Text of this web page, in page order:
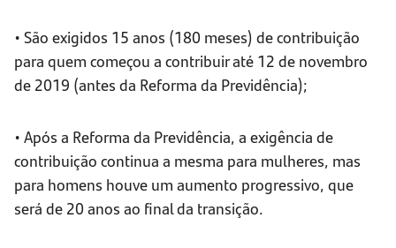
• São exigidos 15 anos (180 meses) de contribuição
para quem começou a contribuir até 12 de novembro
de 2019 (antes da Reforma da Previdência);
• Após a Reforma da Previdência, a exigência de
contribuição continua a mesma para mulheres, mas
para homens houve um aumento progressivo, que
será de 20 anos ao final da transição.